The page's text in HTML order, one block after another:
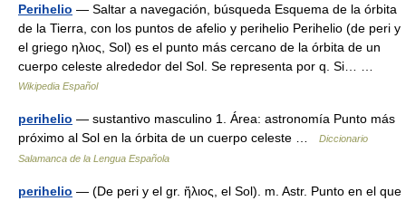
Perihelio — Saltar a navegación, búsqueda Esquema de la órbita
de la Tierra, con los puntos de afelio y perihelio Perihelio (de peri y
el griego ηλιος, Sol) es el punto más cercano de la órbita de un
cuerpo celeste alrededor del Sol. Se representa por q. Si… …
Wikipedia Español
perihelio — sustantivo masculino 1. Área: astronomía Punto más
próximo al Sol en la órbita de un cuerpo celeste …
Diccionario
Salamanca de la Lengua Española
perihelio — (De peri y el gr. ἥλιος, el Sol). m. Astr. Punto en el que